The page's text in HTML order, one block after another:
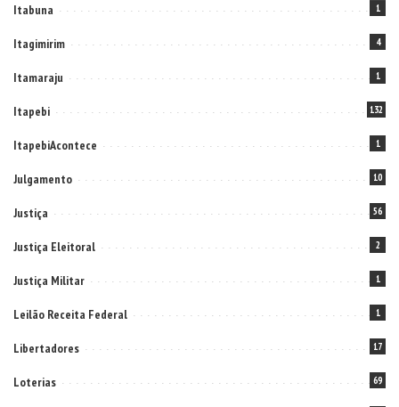
Itabuna 1
Itagimirim 4
Itamaraju 1
Itapebi 132
ItapebiAcontece 1
Julgamento 10
Justiça 56
Justiça Eleitoral 2
Justiça Militar 1
Leilão Receita Federal 1
Libertadores 17
Loterias 69